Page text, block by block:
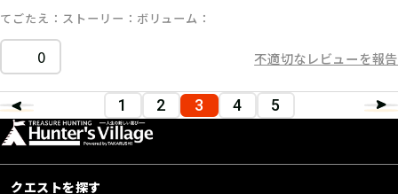
てごたえ ストーリー ボリューム
0 不適切なレビューを報告
1 2 3 4 5
クエストを探す